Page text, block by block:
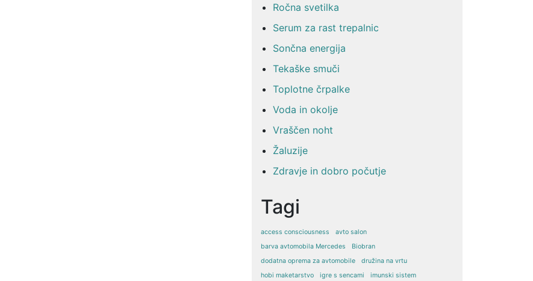
Ročna svetilka
Serum za rast trepalnic
Sončna energija
Tekaške smuči
Toplotne črpalke
Voda in okolje
Vraščen noht
Žaluzije
Zdravje in dobro počutje
Tagi
access consciousness
avto salon
barva avtomobila Mercedes
Biobran
dodatna oprema za avtomobile
družina na vrtu
hobi maketarstvo
igre s sencami
imunski sistem